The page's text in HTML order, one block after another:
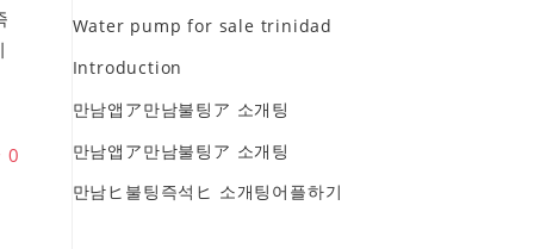
0
Water pump for sale trinidad
Introduction
만남앱ア만남불팅ア 소개팅
만남앱ア만남불팅ア 소개팅
만남ヒ불팅즉석ヒ 소개팅어플하기